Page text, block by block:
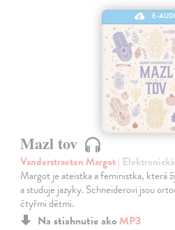
E-
Mazl tov
Vanderstraeten Margot|
Margot je ateistka a feministka, která
a studuje jazyky. Schneiderovi jsou
čtyřmi dětmi.
Na stiahnutie ako MP3